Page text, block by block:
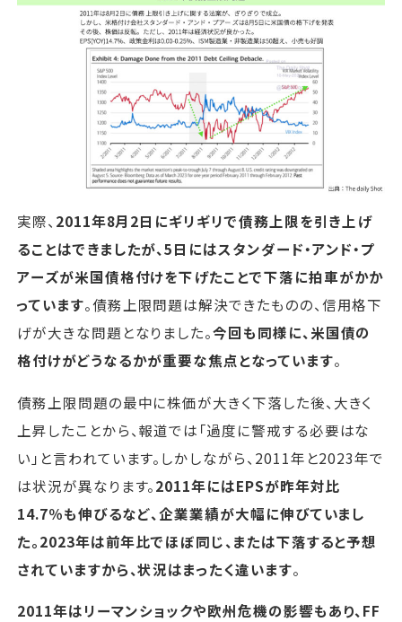
実際、 2011年8月2日にギリギリで債務上限を引き上げ
ることはできましたが、5日にはスタンダード・アンド・プ
アーズが米国債格付けを下げたことで下落に拍車がかか
っています。債務上限問題は解決できたものの、信用格下
げが大きな問題となりました。今回も同様に、米国債の
格付けがどうなるかが重要な焦点となっています。
債務上限問題の最中に株価が大きく下落した後、大きく
上昇したことから、報道では「過度に警戒する必要はな
い」と言われています。しかしながら、2011年と2023年で
は状況が異なります。2011年にはEPSが昨年対比
14.7％も伸びるなど、企業業績が大幅に伸びていまし
た。2023年は前年比でほぼ同じ、または下落すると予想
されていますから、状況はまったく違います。
2011年はリーマンショックや欧州危機の影響もあり、FF